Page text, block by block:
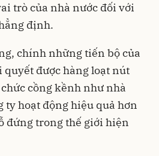
trò của nhà nước đối với
định.
chính những tiến bộ của
quyết được hàng loạt nút
cồng kềnh như nhà
ty hoạt động hiệu quả hơn
đứng trong thế giới hiện